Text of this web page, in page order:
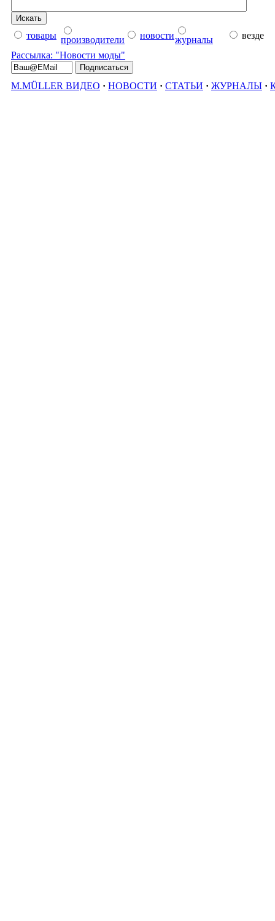
товары производители новостижурналы
везде
Рассылка: "Новости моды"
M.MÜLLER ВИДЕО · НОВОСТИ · СТАТЬИ · ЖУРНАЛЫ ·